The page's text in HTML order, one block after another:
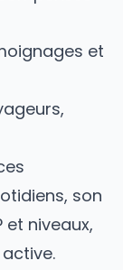
et
son
niveaux,